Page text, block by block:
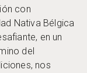
con
Nativa Bélgica
en un
del
nos